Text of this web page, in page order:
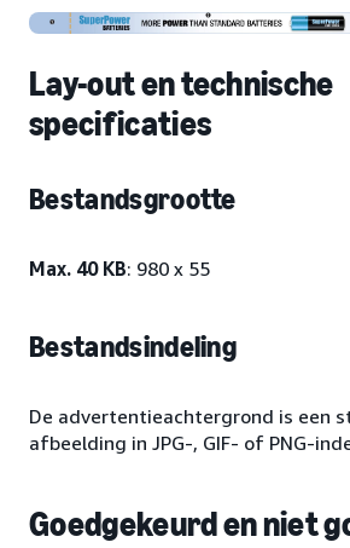
Lay-out en technische
specificaties
Bestandsgrootte
Max. 40 KB: 980 x 55
Bestandsindeling
De advertentieachtergrond is een
afbeelding in JPG-, GIF- of PNG-
Goedgekeurd en niet